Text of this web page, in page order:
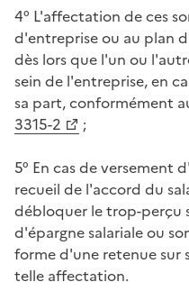
4° L'affectation de ces
d'entreprise ou au plan
dès lors que l'un ou
sein de l'entreprise, en
sa part, conformément
3315-2
;
5° En cas de versement
recueil de l'accord du
débloquer le trop-perçu
d'épargne salariale ou
forme d'une retenue sur
telle affectation.